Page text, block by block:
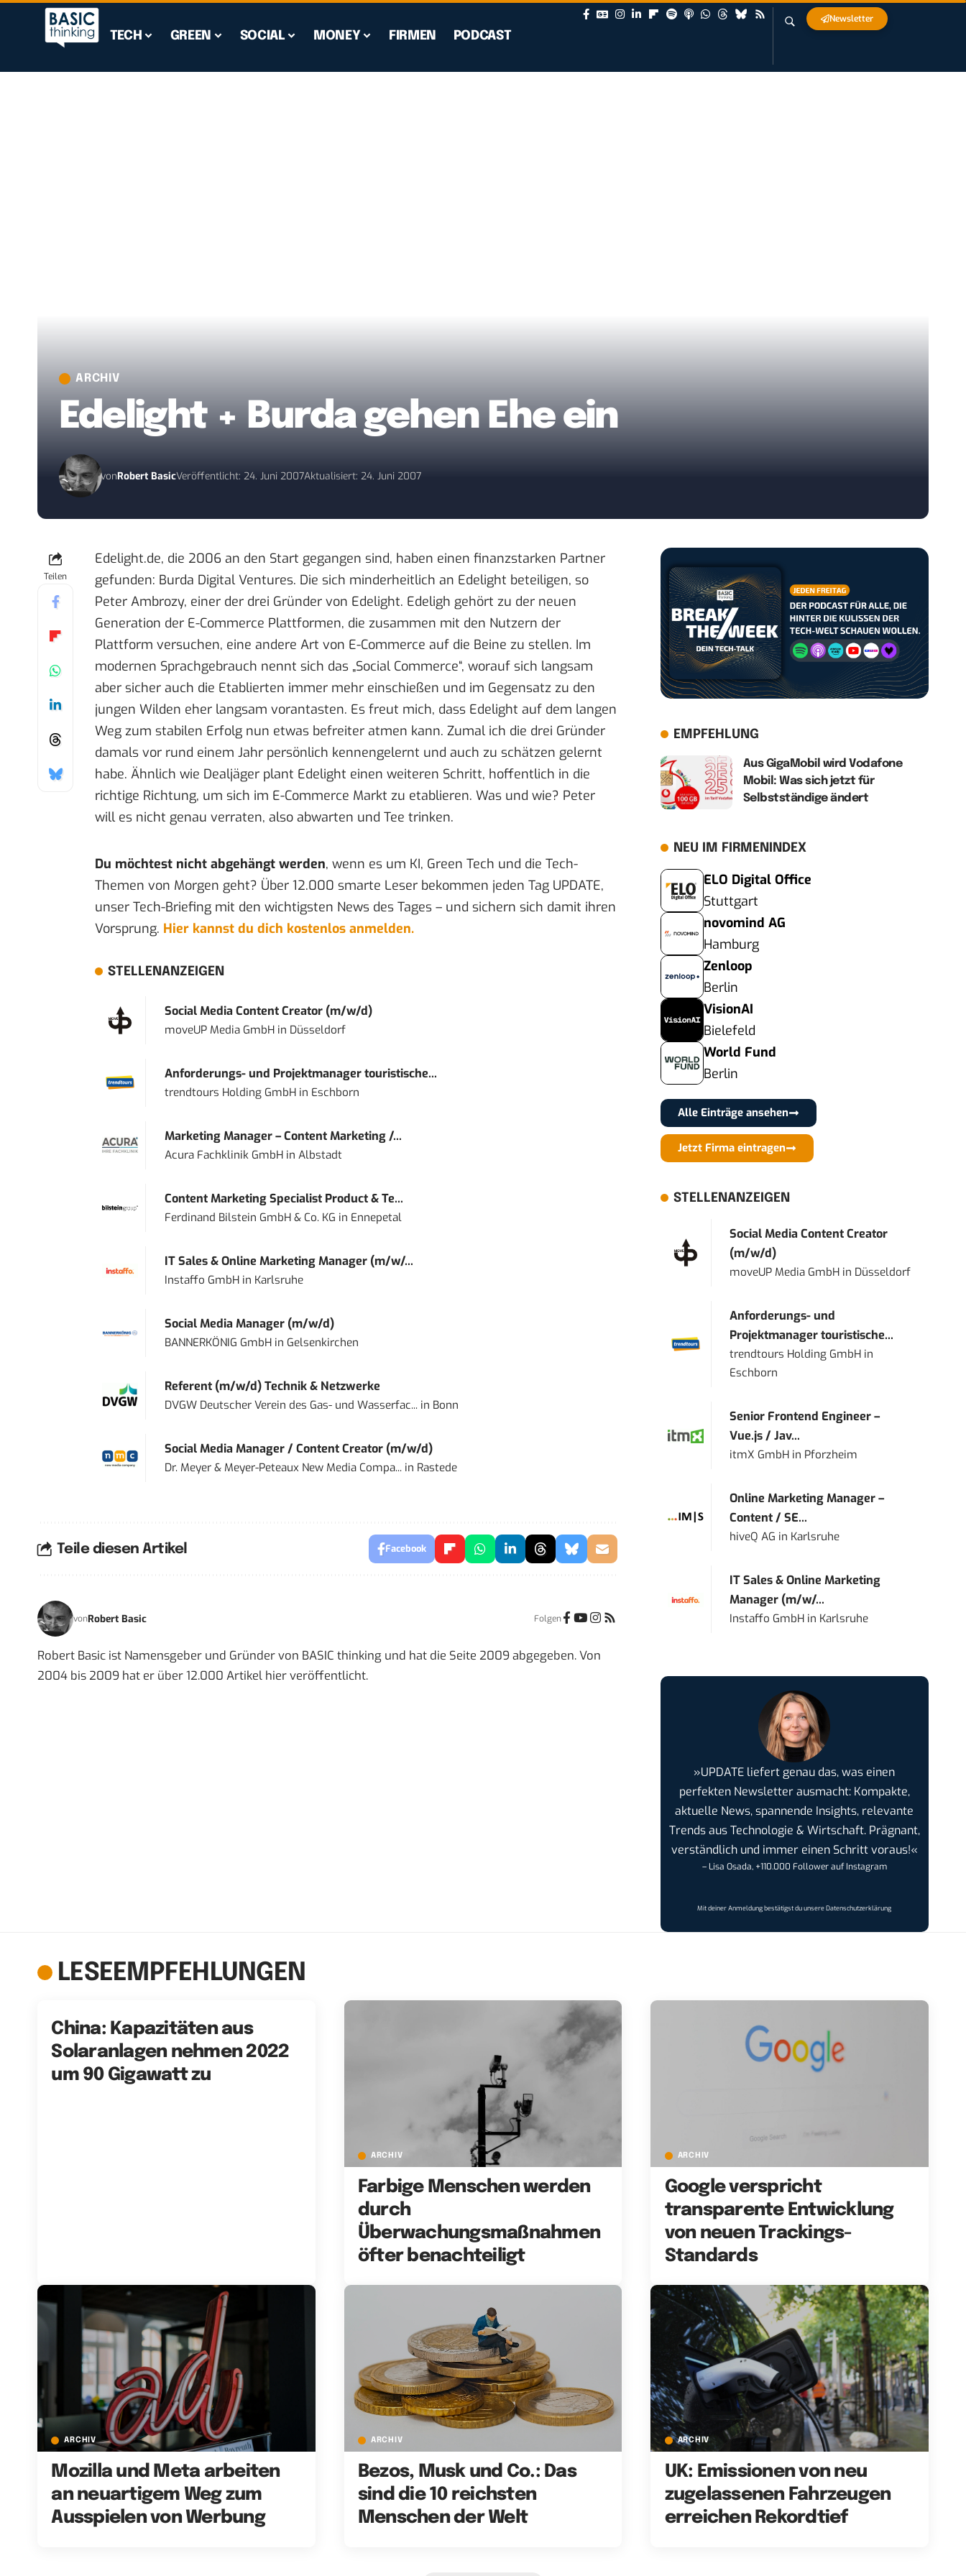
TECH GREEN SOCIAL MONEY FIRMEN PODCAST
Newsletter
ARCHIV
Edelight + Burda gehen Ehe ein
vonRobert BasicVeröffentlicht: 24. Juni 2007Aktualisiert: 24. Juni 2007
Teilen
Edelight.de, die 2006 an den Start gegangen sind, haben einen finanzstarken Partner
gefunden: Burda Digital Ventures. Die sich minderheitlich an Edelight beteiligen, so
Peter Ambrozy, einer der drei Gründer von Edelight. Edeligh gehört zu der neuen
Generation der E-Commerce Plattformen, die zusammen mit den Nutzern der
Plattform versuchen, eine andere Art von E-Commerce auf die Beine zu stellen. Im
modernen Sprachgebrauch nennt sich das „Social Commerce“, worauf sich langsam
aber sicher auch die Etablierten immer mehr einschießen und im Gegensatz zu den
jungen Wilden eher langsam vorantasten. Es freut mich, dass Edelight auf dem langen
Weg zum stabilen Erfolg nun etwas befreiter atmen kann. Zumal ich die drei Gründer
damals vor rund einem Jahr persönlich kennengelernt und auch zu schätzen gelernt
habe. Ähnlich wie Dealjäger plant Edelight einen weiteren Schritt, hoffentlich in die
richtige Richtung, um sich im E-Commerce Markt zu etablieren. Was und wie? Peter
will es nicht genau verraten, also abwarten und Tee trinken.
Du möchtest nicht abgehängt werden, wenn es um KI, Green Tech und die Tech-
Themen von Morgen geht? Über 12.000 smarte Leser bekommen jeden Tag UPDATE,
unser Tech-Briefing mit den wichtigsten News des Tages – und sichern sich damit ihren
Vorsprung. Hier kannst du dich kostenlos anmelden.
STELLENANZEIGEN
Social Media Content Creator (m/w/d)
moveUP Media GmbHin Düsseldorf
Anforderungs- und Projektmanager touristische...
trendtours Holding GmbHin Eschborn
Marketing Manager – Content Marketing /...
Acura Fachklinik GmbHin Albstadt
Content Marketing Specialist Product & Te...
Ferdinand Bilstein GmbH & Co. KG in Ennepetal
IT Sales & Online Marketing Manager (m/w/...
Instaffo GmbHin Karlsruhe
Social Media Manager (m/w/d)
BANNERKÖNIG GmbHin Gelsenkirchen
Referent (m/w/d) Technik & Netzwerke
DVGW Deutscher Verein des Gas- und Wasserfac...in Bonn
Social Media Manager / Content Creator (m/w/d)
Dr. Meyer & Meyer-Peteaux New Media Compa...in Rastede
Teile diesen Artikel Facebook
vonRobert Basic Folgen
Robert Basic ist Namensgeber und Gründer von BASIC thinking und hat die Seite 2009 abgegeben. Von
2004 bis 2009 hat er über 12.000 Artikel hier veröffentlicht.
EMPFEHLUNG
Aus GigaMobil wird Vodafone
Mobil: Was sich jetzt für
Selbstständige ändert
NEU IM FIRMENINDEX
ELO Digital Office
Stuttgart
novomind AG
Hamburg
Zenloop
Berlin
VisionAI
Bielefeld
World Fund
Berlin
Alle Einträge ansehen
Jetzt Firma eintragen
STELLENANZEIGEN
Social Media Content Creator
(m/w/d)
moveUP Media GmbH in Düsseldorf
Anforderungs- und
Projektmanager touristische...
trendtours Holding GmbH in
Eschborn
Senior Frontend Engineer –
Vue.js / Jav...
itmX GmbH in Pforzheim
Online Marketing Manager –
Content / SE...
hiveQ AG in Karlsruhe
IT Sales & Online Marketing
Manager (m/w/...
Instaffo GmbH in Karlsruhe
»UPDATE liefert genau das, was einen
perfekten Newsletter ausmacht: Kompakte,
aktuelle News, spannende Insights, relevante
Trends aus Technologie & Wirtschaft. Prägnant,
verständlich und immer einen Schritt voraus!«
– Lisa Osada, +110.000 Follower auf Instagram
Mit deiner Anmeldung bestätigst du unsereDatenschutzerklärung
LESEEMPFEHLUNGEN
China: Kapazitäten aus
Solaranlagen nehmen 2022
um 90 Gigawatt zu
ARCHIV
Farbige Menschen werden
durch
Überwachungsmaßnahmen
öfter benachteiligt
ARCHIV
Google verspricht
transparente Entwicklung
von neuen Trackings-
Standards
ARCHIV
Mozilla und Meta arbeiten
an neuartigem Weg zum
Ausspielen von Werbung
ARCHIV
Bezos, Musk und Co.: Das
sind die 10 reichsten
Menschen der Welt
ARCHIV
UK: Emissionen von neu
zugelassenen Fahrzeugen
erreichen Rekordtief